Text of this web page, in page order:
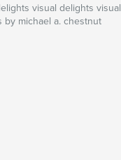
visual delights visual
by michael a. chestnut